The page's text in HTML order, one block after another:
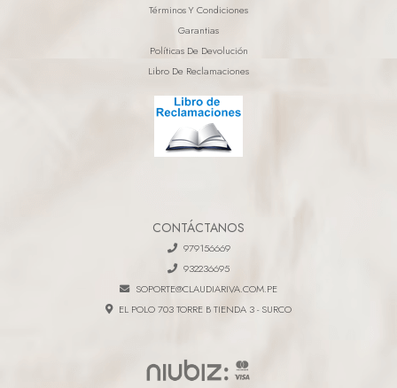
Términos Y Condiciones
Garantias
Políticas De Devolución
Libro De Reclamaciones
CONTÁCTANOS
979156669
932236695
SOPORTE@CLAUDIARIVA.COM.PE
EL POLO 703 TORRE B TIENDA 3 - SURCO